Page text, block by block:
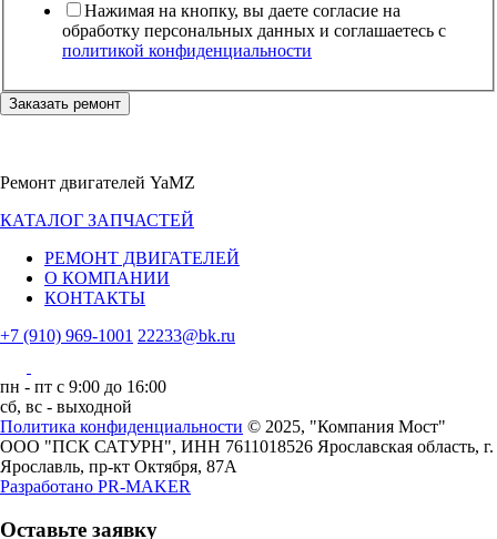
Нажимая на кнопку, вы даете согласие на
обработку персональных данных и соглашаетесь c
политикой конфиденциальности
Заказать ремонт
Ремонт двигателей YaMZ
КАТАЛОГ ЗАПЧАСТЕЙ
РЕМОНТ ДВИГАТЕЛЕЙ
О КОМПАНИИ
КОНТАКТЫ
+7 (910) 969-1001 22233@bk.ru
пн - пт с 9:00 до 16:00
сб, вс - выходной
Политика конфиденциальности © 2025, "Компания Мост"
ООО "ПСК САТУРН", ИНН 7611018526 Ярославская область, г.
Ярославль, пр-кт Октября, 87А
Разработано PR-MAKER
Оставьте заявку